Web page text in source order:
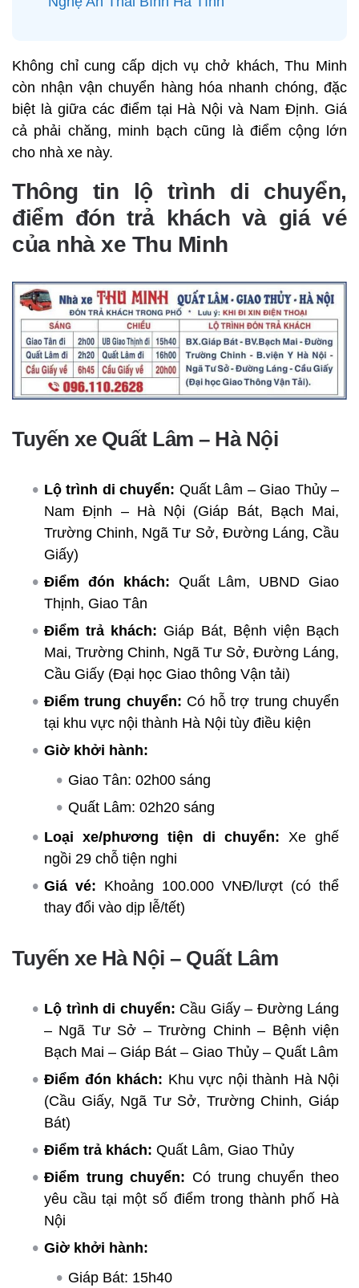
Không chỉ cung cấp dịch vụ chở khách, Thu Minh
còn nhận vận chuyển hàng hóa nhanh chóng, đặc
biệt là giữa các điểm tại Hà Nội và Nam Định. Giá
cả phải chăng, minh bạch cũng là điểm cộng lớn
cho nhà xe này.
Thông tin lộ trình di chuyển,
điểm đón trả khách và giá vé
của nhà xe Thu Minh
Tuyến xe Quất Lâm – Hà Nội
Lộ trình di chuyển: Quất Lâm – Giao Thủy –
Nam Định – Hà Nội (Giáp Bát, Bạch Mai,
Trường Chinh, Ngã Tư Sở, Đường Láng, Cầu
Giấy)
Điểm đón khách: Quất Lâm, UBND Giao
Thịnh, Giao Tân
Điểm trả khách: Giáp Bát, Bệnh viện Bạch
Mai, Trường Chinh, Ngã Tư Sở, Đường Láng,
Cầu Giấy (Đại học Giao thông Vận tải)
Điểm trung chuyển: Có hỗ trợ trung chuyển
tại khu vực nội thành Hà Nội tùy điều kiện
Giờ khởi hành:
Giao Tân: 02h00 sáng
Quất Lâm: 02h20 sáng
Loại xe/phương tiện di chuyển: Xe ghế
ngồi 29 chỗ tiện nghi
Giá vé: Khoảng 100.000 VNĐ/lượt (có thể
thay đổi vào dịp lễ/tết)
Tuyến xe Hà Nội – Quất Lâm
Lộ trình di chuyển: Cầu Giấy – Đường Láng
– Ngã Tư Sở – Trường Chinh – Bệnh viện
Bạch Mai – Giáp Bát – Giao Thủy – Quất Lâm
Điểm đón khách: Khu vực nội thành Hà Nội
(Cầu Giấy, Ngã Tư Sở, Trường Chinh, Giáp
Bát)
Điểm trả khách: Quất Lâm, Giao Thủy
Điểm trung chuyển: Có trung chuyển theo
yêu cầu tại một số điểm trong thành phố Hà
Nội
Giờ khởi hành:
Giáp Bát: 15h40